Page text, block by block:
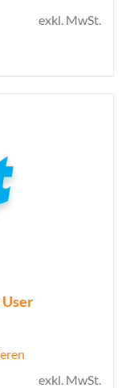
exkl. MwSt.
User
exkl. MwSt.